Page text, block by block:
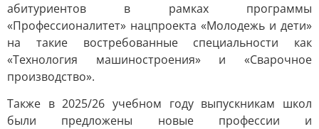
абитуриентов в рамках программы
«Профессионалитет» нацпроекта «Молодежь и дети»
на такие востребованные специальности как
«Технология машиностроения» и «Сварочное
производство».
Также в 2025/26 учебном году выпускникам школ
были предложены новые профессии и